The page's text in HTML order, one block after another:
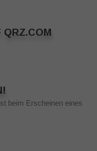
QRZ.COM
beim Erscheinen eines